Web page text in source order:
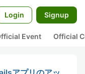
Login Signup
Event Official